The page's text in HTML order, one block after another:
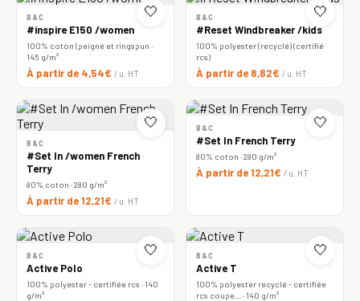
🤍
B&C
#inspire E150 /women
100% coton (peigné et ringspun ·
145 g/m²
À partir de 4,54€ / u. HT
🤍
B&C
#Reset Windbreaker /kids
100% polyester (recyclé) (certifié
rcs)
À partir de 8,82€ / u. HT
🤍
B&C
#Set In /women French
Terry
80% coton · 280 g/m²
À partir de 12,21€ / u. HT
🤍
B&C
#Set In French Terry
80% coton · 280 g/m²
À partir de 12,21€ / u. HT
🤍
B&C
Active Polo
100% polyester - certifiée rcs · 140
g/m²
🤍
B&C
Active T
100% polyester recyclé - certifiée
rcs coupe… · 140 g/m²